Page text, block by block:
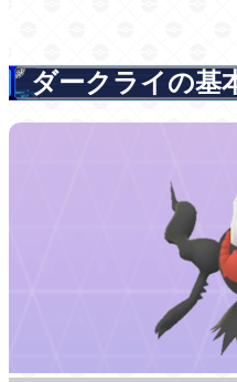
ダークライの基